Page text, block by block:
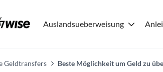
Auslandsueberweisung
Geldtransfers Beste Möglichkeit um Geld zu